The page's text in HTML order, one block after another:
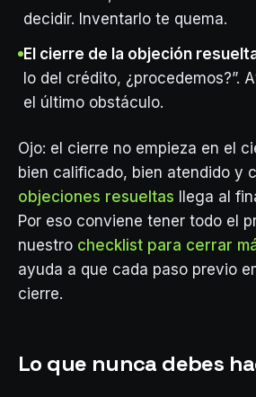
decidir. Inventarlo te quema.
El cierre de la objeción
lo del crédito, ¿procedemos?”.
el último obstáculo.
Ojo: el cierre no empieza en el
bien calificado, bien atendido y
objeciones resueltas llega al
Por eso conviene tener todo el
nuestro checklist para cerrar
ayuda a que cada paso previo
cierre.
Lo que nunca debes